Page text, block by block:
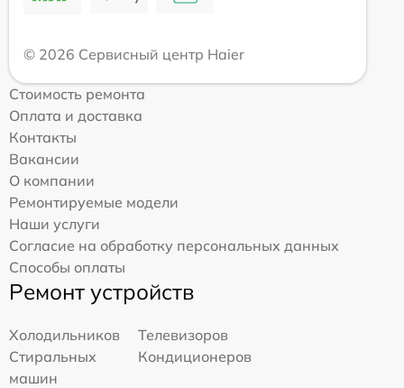
© 2026 Сервисный центр Haier
Стоимость ремонта
Оплата и доставка
Контакты
Вакансии
О компании
Ремонтируемые модели
Наши услуги
Согласие на обработку персональных данных
Способы оплаты
Ремонт устройств
Холодильников
Телевизоров
Стиральных
машин
Кондиционеров